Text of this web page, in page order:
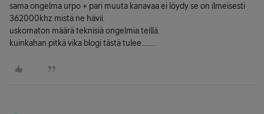
sama ongelma urpo + pari muuta kanavaa ei löydy se on ilmeisesti
362000khz mistä ne hävii.
uskomaton määrä teknisiä ongelmia teillä.
kuinkahan pitkä vika blogi tästä tulee........